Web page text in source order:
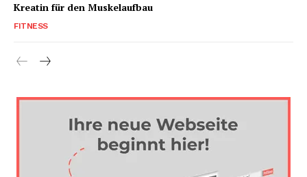
Kreatin für den Muskelaufbau
FITNESS